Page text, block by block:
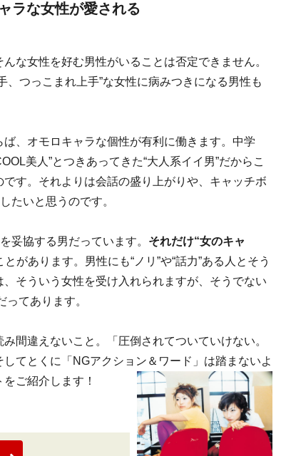
ラな女性が愛される
な女性を好む男性がいることは否定できません。
、つっこまれ上手”な女性に病みつきになる男性も
ば、オモロキャラな個性が有利に働きます。中学
美人”とつきあってきた“大人系イイ男”だからこ
す。それよりは会話の盛り上がりや、キャッチボ
たいと思うのです。
妥協する男だっています。 それだけ“女のキャ
があります。男性にも“ノリ”や“話力”ある人とそう
そういう女性を受け入れられますが、そうでない
ってあります。
間違えないこと。「圧倒されてついていけない。
てとくに「NGアクション＆ワード」は踏まないよ
ご紹介します！